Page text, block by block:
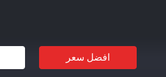
افضل سعر